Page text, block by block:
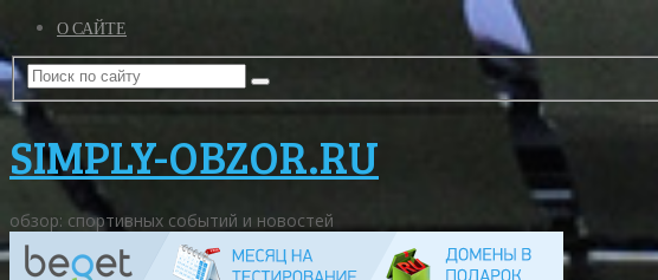
О САЙТЕ
SIMPLY-OBZOR.RU
обзор: спортивных событий и новостей